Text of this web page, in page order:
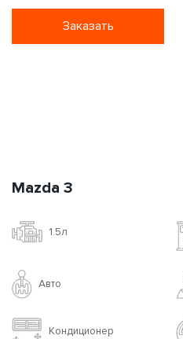
Дополнительная страховка